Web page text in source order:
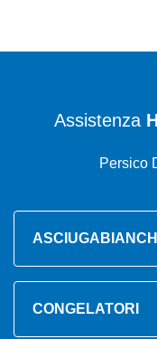
Assistenza
Persico
CONGELATORI